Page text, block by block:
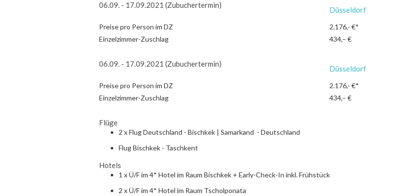
06.09. - 17.09.2021 (Zubuchertermin)
Düsseldorf
Preise pro Person im DZ 2.176,- €*
Einzelzimmer-Zuschlag
434,– €
06.09. - 17.09.2021 (Zubuchertermin)
Düsseldorf
Preise pro Person im DZ 2.176,- €*
Einzelzimmer-Zuschlag
434,– €
Flüge
2 x Flug Deutschland - Bischkek | Samarkand - Deutschland
Flug Bischkek - Taschkent
Hotels
1 x Ü/F im 4* Hotel im Raum Bischkek + Early-Check-In inkl. Frühstück
2 x Ü/F im 4* Hotel im Raum Tscholponata